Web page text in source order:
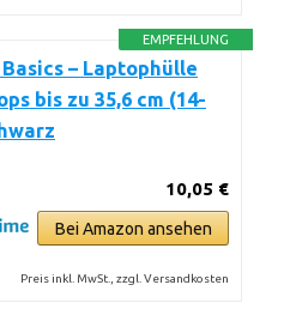
EMPFEHLUNG
– Laptophülle
bis zu 35,6 cm (14-
10,05 €
Bei Amazon ansehen
Preis inkl. MwSt., zzgl. Versandkosten